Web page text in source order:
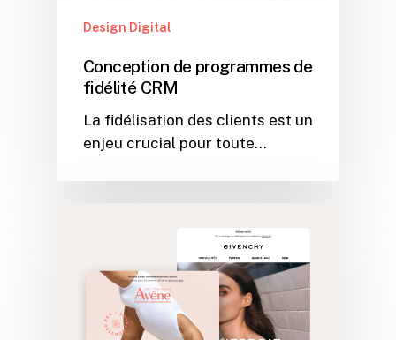
Design Digital
Conception de programmes de
fidélité CRM
La fidélisation des clients est un
enjeu crucial pour toute…